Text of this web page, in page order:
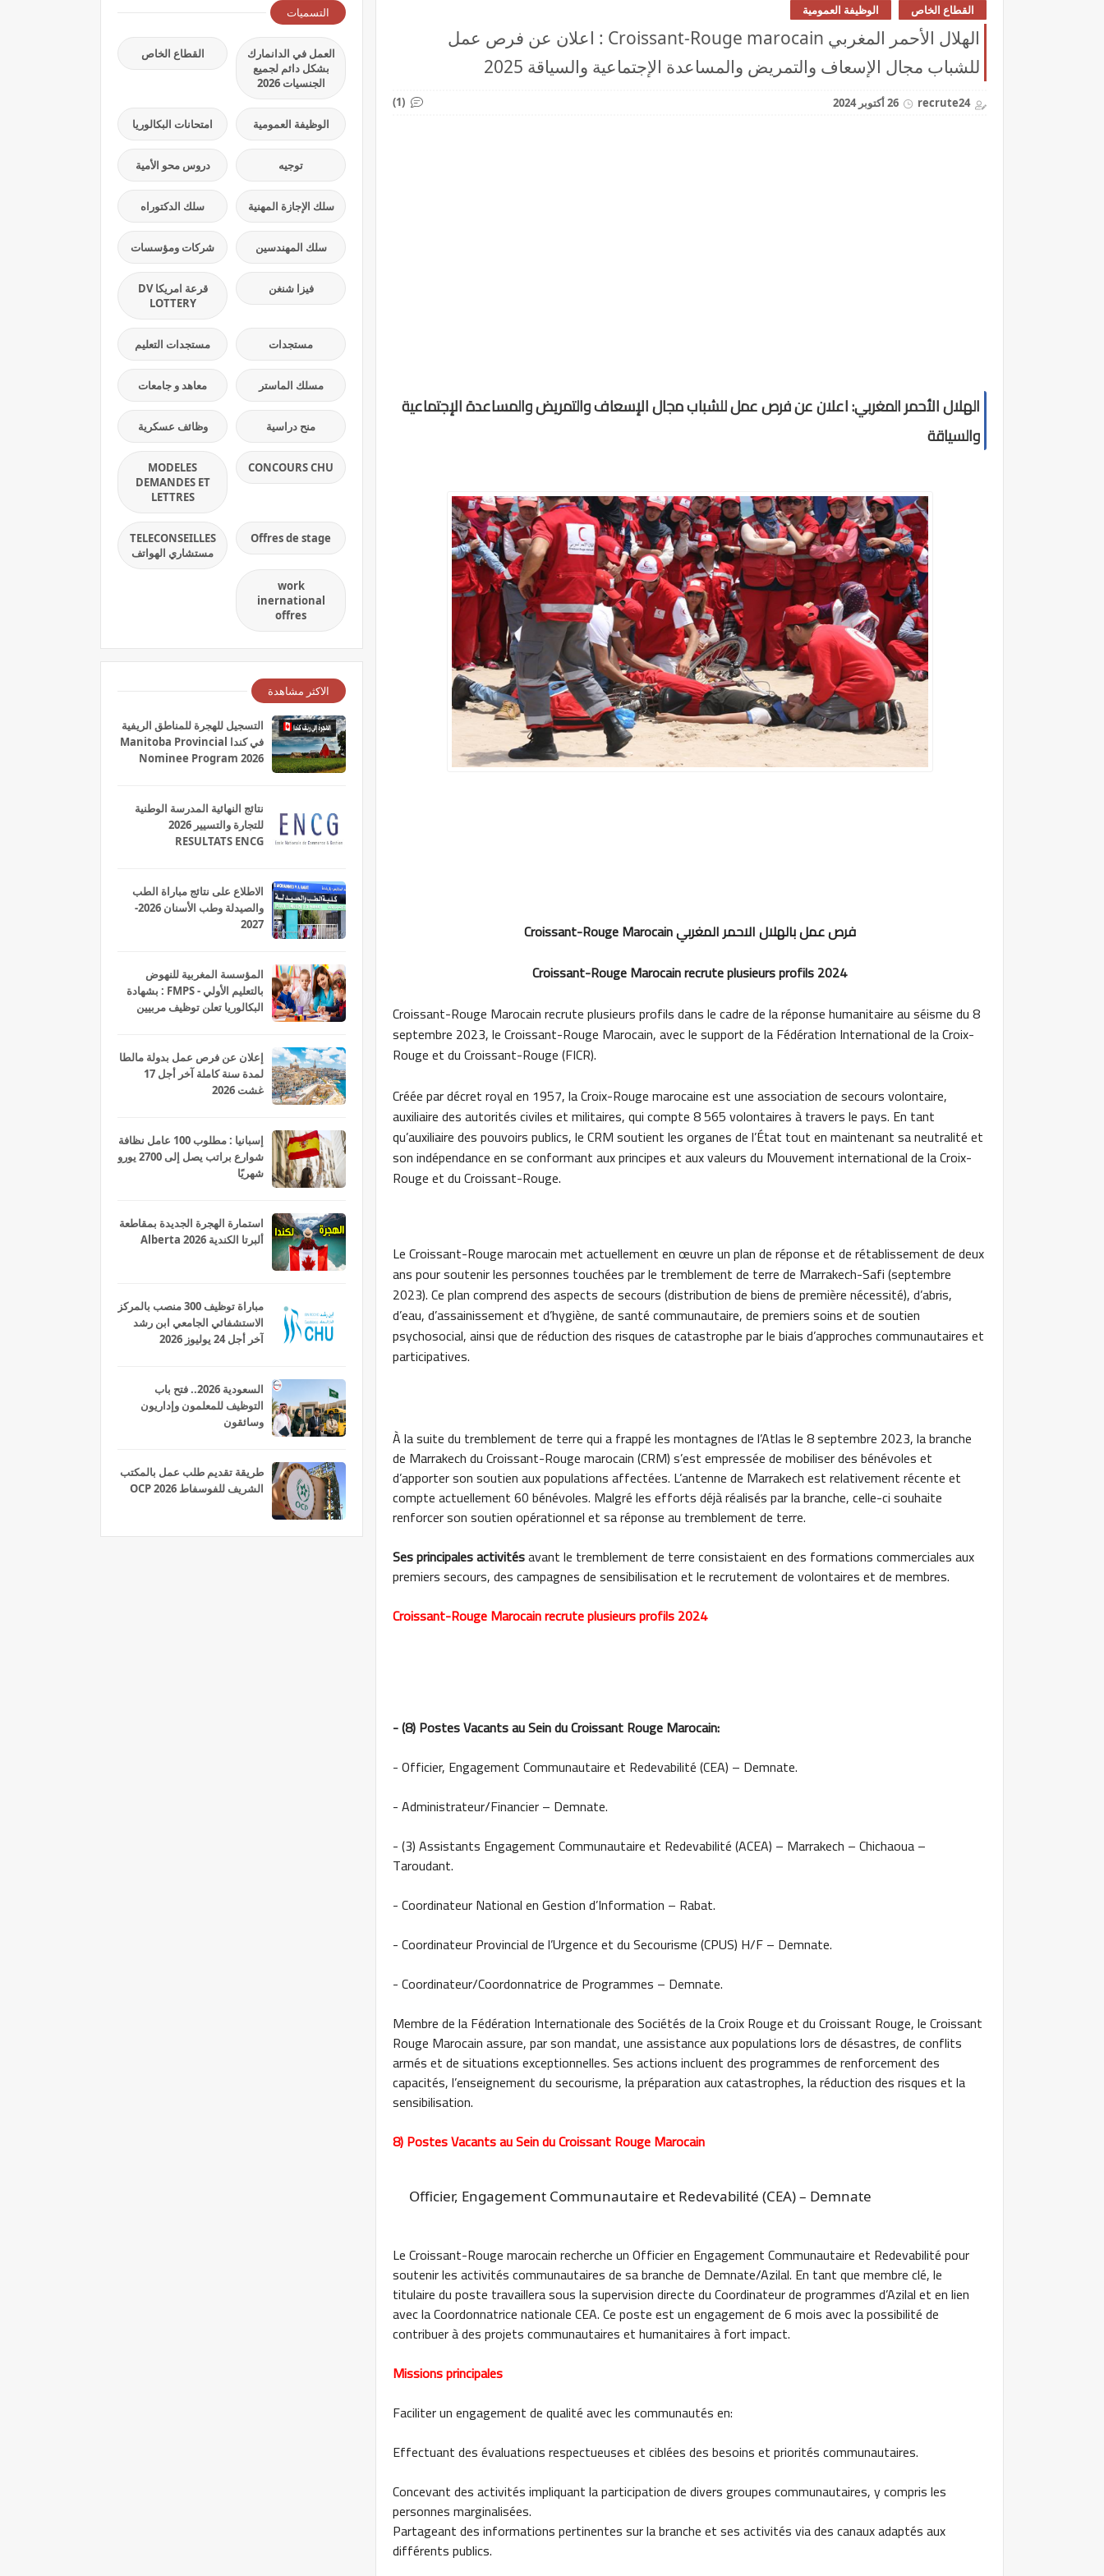
القطاع الخاص الوظيفة العمومية
الهلال الأحمر المغربي Croissant-Rouge marocain : اعلان عن فرص عمل
للشباب مجال الإسعاف والتمريض والمساعدة الإجتماعية والسياقة 2025
recrute24 26 أكتوبر 2024 (1)
الهلال الأحمر المغربي: اعلان عن فرص عمل للشباب مجال الإسعاف والتمريض والمساعدة الإجتماعية
والسياقة
فرص عمل بالهلال الاحمر المغربي Croissant-Rouge Marocain
Croissant-Rouge Marocain recrute plusieurs profils 2024
Croissant-Rouge Marocain recrute plusieurs profils dans le cadre de la réponse humanitaire au séisme du 8
septembre 2023, le Croissant-Rouge Marocain, avec le support de la Fédération International de la Croix-
Rouge et du Croissant-Rouge (FICR).
Créée par décret royal en 1957, la Croix-Rouge marocaine est une association de secours volontaire,
auxiliaire des autorités civiles et militaires, qui compte 8 565 volontaires à travers le pays. En tant
qu’auxiliaire des pouvoirs publics, le CRM soutient les organes de l’État tout en maintenant sa neutralité et
son indépendance en se conformant aux principes et aux valeurs du Mouvement international de la Croix-
Rouge et du Croissant-Rouge.
Le Croissant-Rouge marocain met actuellement en œuvre un plan de réponse et de rétablissement de deux
ans pour soutenir les personnes touchées par le tremblement de terre de Marrakech-Safi (septembre
2023). Ce plan comprend des aspects de secours (distribution de biens de première nécessité), d’abris,
d’eau, d’assainissement et d’hygiène, de santé communautaire, de premiers soins et de soutien
psychosocial, ainsi que de réduction des risques de catastrophe par le biais d’approches communautaires et
participatives.
À la suite du tremblement de terre qui a frappé les montagnes de l’Atlas le 8 septembre 2023, la branche
de Marrakech du Croissant-Rouge marocain (CRM) s’est empressée de mobiliser des bénévoles et
d’apporter son soutien aux populations affectées. L’antenne de Marrakech est relativement récente et
compte actuellement 60 bénévoles. Malgré les efforts déjà réalisés par la branche, celle-ci souhaite
renforcer son soutien opérationnel et sa réponse au tremblement de terre.
Ses principales activitésavant le tremblement de terre consistaient en des formations commerciales aux
premiers secours, des campagnes de sensibilisation et le recrutement de volontaires et de membres.
Croissant-Rouge Marocain recrute plusieurs profils 2024
- (8) Postes Vacants au Sein du Croissant Rouge Marocain:
- Officier, Engagement Communautaire et Redevabilité (CEA) – Demnate.
- Administrateur/Financier – Demnate.
- (3) Assistants Engagement Communautaire et Redevabilité (ACEA) – Marrakech – Chichaoua –
Taroudant.
- Coordinateur National en Gestion d’Information – Rabat.
- Coordinateur Provincial de l’Urgence et du Secourisme (CPUS) H/F – Demnate.
- Coordinateur/Coordonnatrice de Programmes – Demnate.
Membre de la Fédération Internationale des Sociétés de la Croix Rouge et du Croissant Rouge, le Croissant
Rouge Marocain assure, par son mandat, une assistance aux populations lors de désastres, de conflits
armés et de situations exceptionnelles. Ses actions incluent des programmes de renforcement des
capacités, l’enseignement du secourisme, la préparation aux catastrophes, la réduction des risques et la
sensibilisation.
8) Postes Vacants au Sein du Croissant Rouge Marocain
Officier, Engagement Communautaire et Redevabilité (CEA) – Demnate
Le Croissant-Rouge marocain recherche un Officier en Engagement Communautaire et Redevabilité pour
soutenir les activités communautaires de sa branche de Demnate/Azilal. En tant que membre clé, le
titulaire du poste travaillera sous la supervision directe du Coordinateur de programmes d’Azilal et en lien
avec la Coordonnatrice nationale CEA. Ce poste est un engagement de 6 mois avec la possibilité de
contribuer à des projets communautaires et humanitaires à fort impact.
Missions principales
Faciliter un engagement de qualité avec les communautés en:
Effectuant des évaluations respectueuses et ciblées des besoins et priorités communautaires.
Concevant des activités impliquant la participation de divers groupes communautaires, y compris les
personnes marginalisées.
Partageant des informations pertinentes sur la branche et ses activités via des canaux adaptés aux
différents publics.
التسميات
العمل في الدانمارك
بشكل دائم لجميع
الجنسيات 2026
القطاع الخاص
الوظيفة العمومية امتحانات البكالوريا
توجيه دروس محو الأمية
سلك الإجازة المهنية سلك الدكتوراه
سلك المهندسين شركات ومؤسسات
فيزا شنغن
قرعة امريكا DV
LOTTERY
مستجدات مستجدات التعليم
مسلك الماستر معاهد و جامعات
منح دراسية وظائف عسكرية
CONCOURS CHU
MODELES
DEMANDES ET
LETTRES
Offres de stage
TELECONSEILLES
مستشاري الهواتف
work
inernational
offres
الاكثر مشاهدة
التسجيل للهجرة للمناطق الريفية
في كندا Manitoba Provincial
Nominee Program 2026
نتائج النهائية المدرسة الوطنية
للتجارة والتسيير 2026
RESULTATS ENCG
الاطلاع على نتائج مباراة الطب
والصيدلة وطب الأسنان 2026-
2027
المؤسسة المغربية للنهوض
بالتعليم الأولي - FMPS : بشهادة
البكالوريا تعلن توظيف مربيين
إعلان عن فرص عمل بدولة مالطا
لمدة سنة كاملة آخر أجل 17
غشت 2026
إسبانيا : مطلوب 100 عامل نظافة
شوارع براتب يصل إلى 2700 يورو
شهريًا
استمارة الهجرة الجديدة بمقاطعة
ألبرتا الكندية Alberta 2026
مباراة توظيف 300 منصب بالمركز
الاستشفائي الجامعي ابن رشد
آخر أجل 24 يوليوز 2026
السعودية 2026.. فتح باب
التوظيف للمعلمون وإداريون
وسائقون
طريقة تقديم طلب عمل بالمكتب
الشريف للفوسفاط OCP 2026